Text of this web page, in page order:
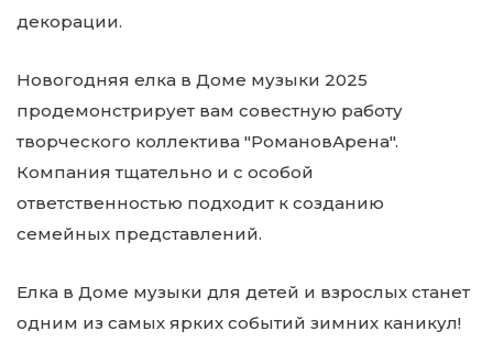
декорации.
Новогодняя елка в Доме музыки 2025
продемонстрирует вам совестную работу
творческого коллектива "РомановАрена".
Компания тщательно и с особой
ответственностью подходит к созданию
семейных представлений.
Елка в Доме музыки для детей и взрослых станет
одним из самых ярких событий зимних каникул!